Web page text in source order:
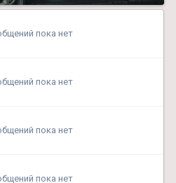
пока нет
пока нет
пока нет
пока нет